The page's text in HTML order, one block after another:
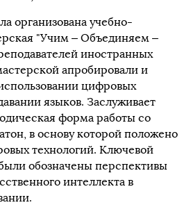
организована учебно-
"Учим – Объединяем –
иностранных
апробировали и
цифровых
языков. Заслуживает
форма работы со
в основу которой положено
технологий. Ключевой
обозначены перспективы
интеллекта в